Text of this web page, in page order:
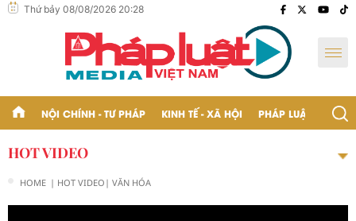
Thứ bảy 08/08/2026 20:28
NỘI CHÍNH - TƯ PHÁP KINH TẾ - XÃ HỘI PHÁP LUẬT - BẠN
HOT VIDEO
HOME | HOT VIDEO | VĂN HÓA